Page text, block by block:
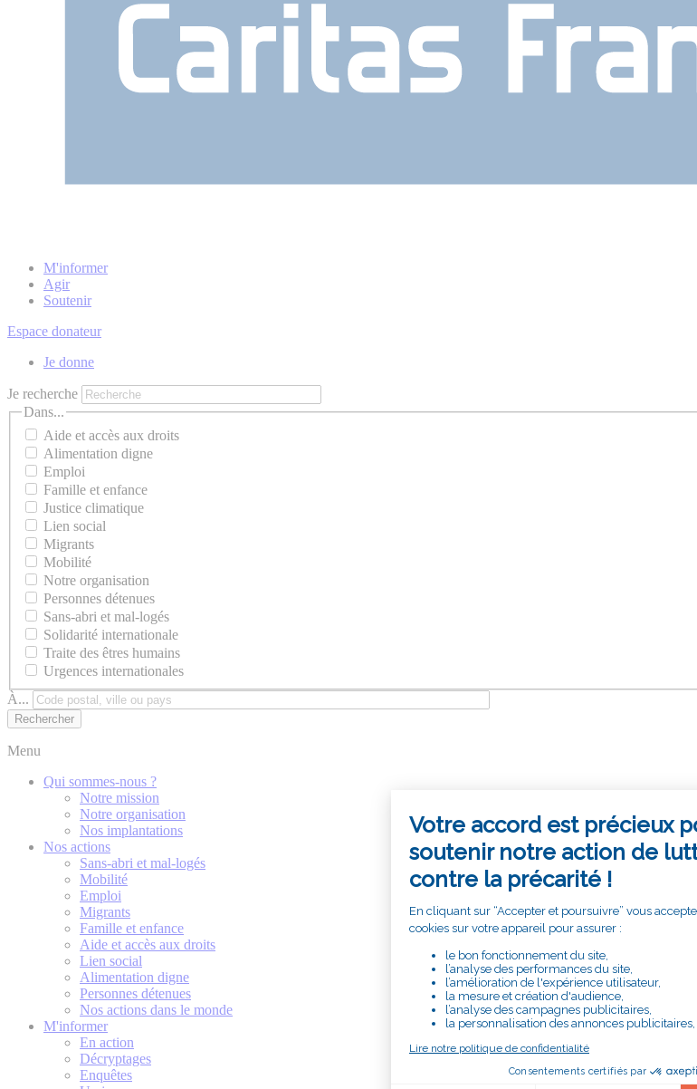
M'informer
Agir
Soutenir
Espace donateur
Je donne
Je recherche
Dans...
Aide et accès aux droits
Alimentation digne
Emploi
Famille et enfance
Justice climatique
Lien social
Migrants
Mobilité
Notre organisation
Personnes détenues
Sans-abri et mal-logés
Solidarité internationale
Traite des êtres humains
Urgences internationales
À...
Menu
Qui sommes-nous ?
Notre mission
Notre organisation
Nos implantations
Nos actions
Sans-abri et mal-logés
Mobilité
Emploi
Migrants
Famille et enfance
Aide et accès aux droits
Lien social
Alimentation digne
Personnes détenues
Nos actions dans le monde
M'informer
En action
Décryptages
Enquêtes